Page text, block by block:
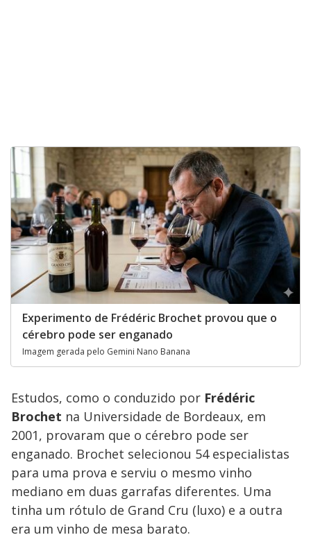
Experimento de Frédéric Brochet provou que o
cérebro pode ser enganado
Imagem gerada pelo Gemini Nano Banana
Estudos, como o conduzido por Frédéric
Brochet na Universidade de Bordeaux, em
2001, provaram que o cérebro pode ser
enganado. Brochet selecionou 54 especialistas
para uma prova e serviu o mesmo vinho
mediano em duas garrafas diferentes. Uma
tinha um rótulo de Grand Cru (luxo) e a outra
era um vinho de mesa barato.